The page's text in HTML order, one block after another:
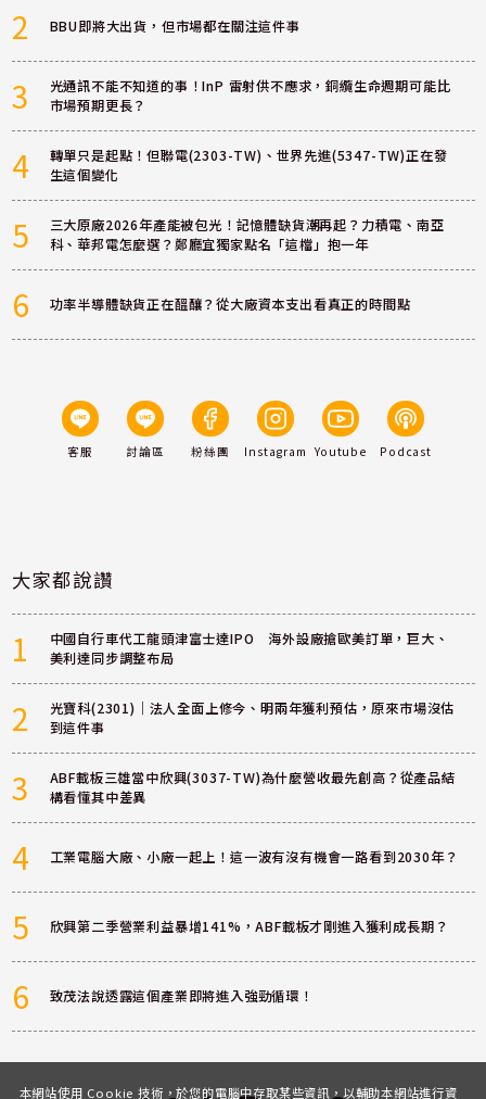
2 BBU即將大出貨，但市場都在關注這件事
3
光通訊不能不知道的事！InP 雷射供不應求，銅纜生命週期可能比
市場預期更長？
4
轉單只是起點！但聯電(2303-TW)、世界先進(5347-TW)正在發
生這個變化
5
三大原廠2026年產能被包光！記憶體缺貨潮再起？力積電、南亞
科、華邦電怎麼選？鄭廳宜獨家點名「這檔」抱一年
6 功率半導體缺貨正在醞釀？從大廠資本支出看真正的時間點
客服 討論區 粉絲團 Instagram Youtube Podcast
大家都說讚
1
中國自行車代工龍頭津富士達IPO 海外設廠搶歐美訂單，巨大、
美利達同步調整布局
2
光寶科(2301)｜法人全面上修今、明兩年獲利預估，原來市場沒估
到這件事
3
ABF載板三雄當中欣興(3037-TW)為什麼營收最先創高？從產品結
構看懂其中差異
4 工業電腦大廠、小廠一起上！這一波有沒有機會一路看到2030年？
5 欣興第二季營業利益暴增141%，ABF載板才剛進入獲利成長期？
6 致茂法說透露這個產業即將進入強勁循環！
本網站使用 Cookie 技術，於您的電腦中存取某些資訊，以輔助本網站進行資